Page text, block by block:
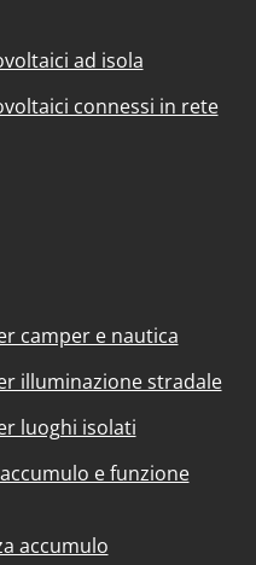
ad isola
connessi in rete
camper e nautica
illuminazione stradale
luoghi isolati
e funzione
accumulo